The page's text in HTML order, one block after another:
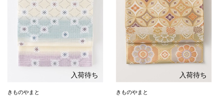
入荷待ち
きものやまと
入荷待ち
きものやまと